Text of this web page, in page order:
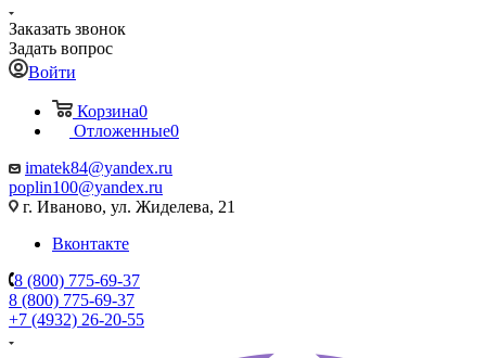
Заказать звонок
Задать вопрос
Войти
Корзина0
Отложенные0
imatek84@yandex.ru
poplin100@yandex.ru
г. Иваново, ул. Жиделева, 21
Вконтакте
8 (800) 775-69-37
8 (800) 775-69-37
+7 (4932) 26-20-55